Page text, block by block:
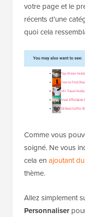
votre page et le
récents d'une
quoi cela
Comme vous
soigné. Ne vous
cela en ajoutant
thème.
Allez simplement
Personnaliser